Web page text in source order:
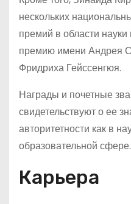
нескольких
премий в области
премию имени Андрея
Фридриха Гейссенгюя.
Награды и почетные
свидетельствуют о ее
авторитетности как в
образовательной сфере.
Карьера